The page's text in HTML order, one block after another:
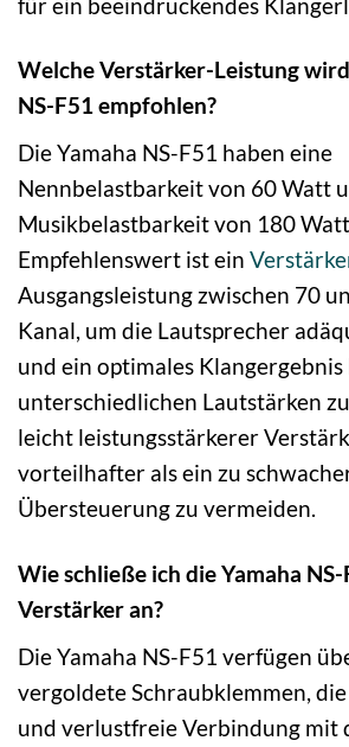
Welche Verstärker-Leistung
NS-F51 empfohlen?
Die Yamaha NS-F51 haben eine
Nennbelastbarkeit von 60 Watt
Musikbelastbarkeit von 180
Empfehlenswert ist ein
Ausgangsleistung zwischen 70
Kanal, um die Lautsprecher
und ein optimales Klangergebnis
unterschiedlichen Lautstärken
leicht leistungsstärkerer
vorteilhafter als ein zu
Übersteuerung zu vermeiden.
Wie schließe ich die Yamaha
Verstärker an?
Die Yamaha NS-F51 verfügen
vergoldete Schraubklemmen,
und verlustfreie Verbindung mit